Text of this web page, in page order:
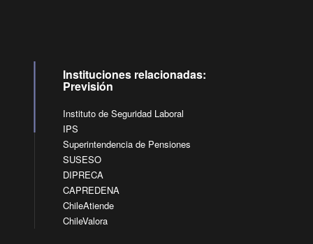
Instituciones relacionadas:
Previsión
Instituto de Seguridad Laboral
IPS
Superintendencia de Pensiones
SUSESO
DIPRECA
CAPREDENA
ChileAtiende
ChileValora